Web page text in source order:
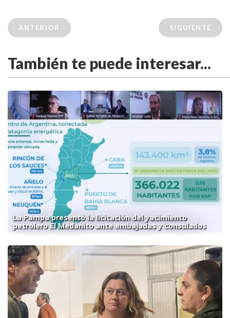
ANTERIOR SIGUIENTE
También te puede interesar...
La Pampa presentó la licitación del yacimiento
petrolero El Medanito ante embajadas y consulados